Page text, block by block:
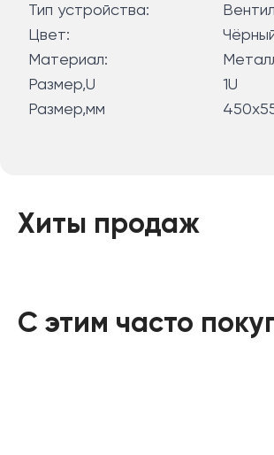
Тип устройства:
Цвет:
Материал:
Размер,U
1U
Размер,мм
Хиты продаж
С этим часто